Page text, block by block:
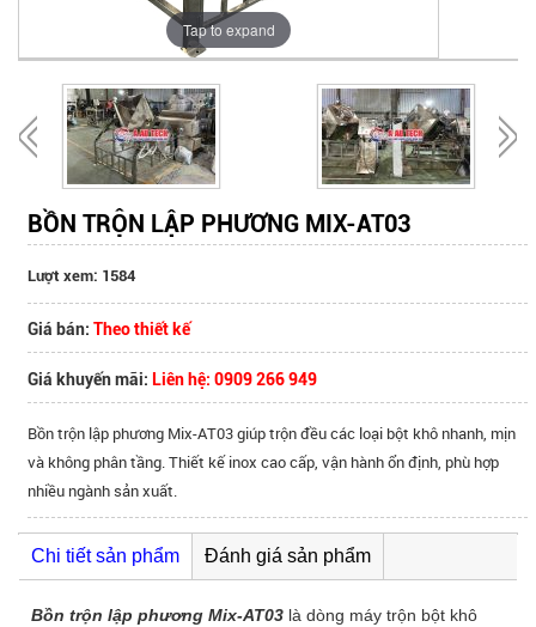
Tap to expand
BỒN TRỘN LẬP PHƯƠNG MIX-AT03
Lượt xem: 1584
Giá bán:Theo thiết kế
Giá khuyến mãi: Liên hệ: 0909 266 949
Bồn trộn lập phương Mix-AT03 giúp trộn đều các loại bột khô nhanh, mịn
và không phân tầng. Thiết kế inox cao cấp, vận hành ổn định, phù hợp
nhiều ngành sản xuất.
Chi tiết sản phẩm Đánh giá sản phẩm
Bồn trộn lập phương Mix-AT03 là dòng máy trộn bột khô